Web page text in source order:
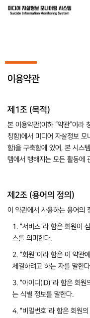
이용약관
제1조 (목적)
본 이용약관(이하 “약관”이라
칭함)에서 미디어 자살정보 모
함)을 구축함에 있어, 본 시스
템에서 행해지는 모든 활동에
제2조 (용어의 정의)
이 약관에서 사용하는 용어의
1. "서비스"라 함은 회원이
스를 의미한다.
2. "회원"이라 함은 이 약관
체결하려고 하는 자를 말한
3. "아이디(ID)"라 함은 회원
는 식별 정보를 말한다.
4. "비밀번호"라 함은 회원